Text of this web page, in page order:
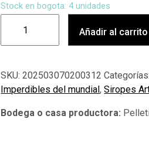
Stock en bogota: 4 unidades
Añadir al carrito
SKU:202503070200312
Imperdibles del mundial,Siropes